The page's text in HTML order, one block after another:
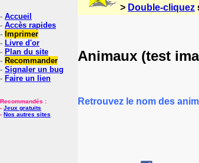
- Accueil
- Accès rapides
- Imprimer
- Livre d'or
- Plan du site
- Recommander
- Signaler un bug
- Faire un lien
Recommandés :
- Jeux gratuits
- Nos autres sites
> Double-cliquez
Animaux (test
Retrouvez le nom des